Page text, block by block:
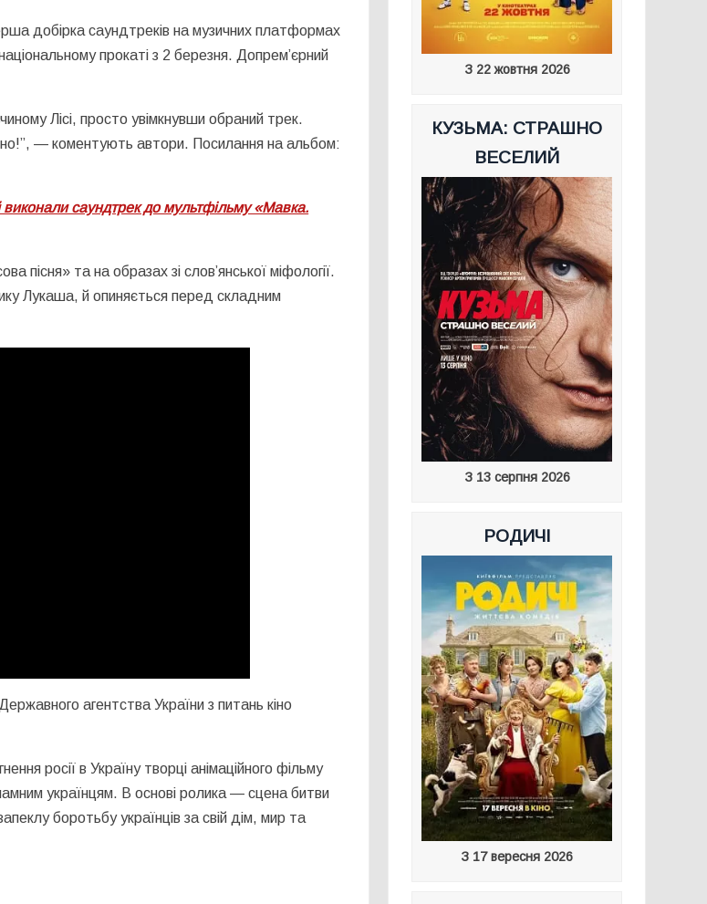
добірка саундтреків на музичних платформах
прокаті з 2 березня. Допрем’єрний
Лісі, просто увімкнувши обраний трек.
— коментують автори. Посилання на альбом:
саундтрек до мультфільму «Мавка.
пісня» та на образах зі слов’янської міфології.
Лукаша, й опиняється перед складним
агентства України з питань кіно
росії в Україну творці анімаційного фільму
українцям. В основі ролика — сцена битви
боротьбу українців за свій дім, мир та
З 22 жовтня 2026
КУЗЬМА: СТРАШНО
ВЕСЕЛИЙ
З 13 серпня 2026
РОДИЧІ
З 17 вересня 2026